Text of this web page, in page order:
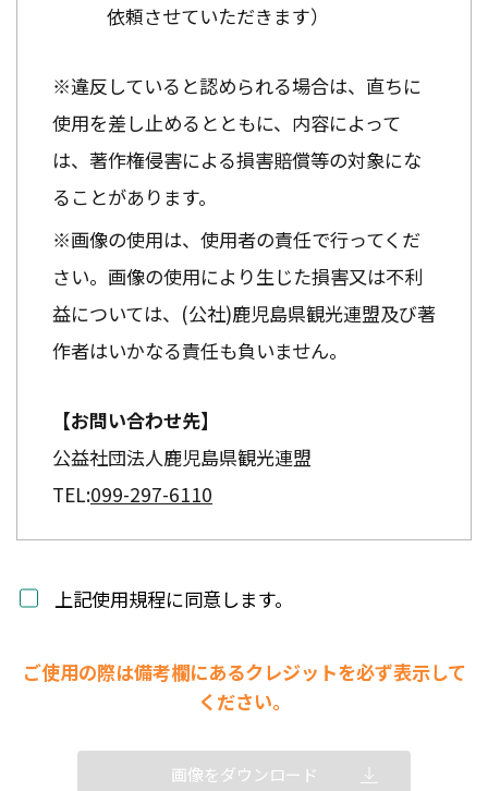
依頼させていただきます）
※違反していると認められる場合は、直ちに
使用を差し止めるとともに、内容によって
は、著作権侵害による損害賠償等の対象にな
ることがあります。
※画像の使用は、使用者の責任で行ってくだ
さい。画像の使用により生じた損害又は不利
益については、(公社)鹿児島県観光連盟及び著
作者はいかなる責任も負いません。
【お問い合わせ先】
公益社団法人鹿児島県観光連盟
TEL:099-297-6110
上記使用規程に同意します。
ご使用の際は備考欄にあるクレジットを必ず表示して
ください。
画像をダウンロード